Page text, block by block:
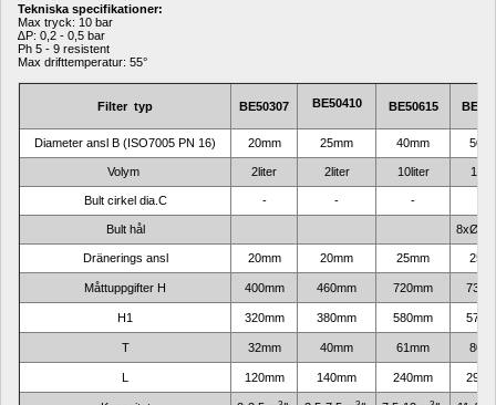
Tekniska specifikationer:
Max tryck: 10 bar
∆P: 0,2 - 0,5 bar
Ph 5 - 9 resistent
Max drifttemperatur: 55°
Filter typ BE50307 BE50410 BE50615
Diameter ansl B (ISO7005 PN 16) 20mm 25mm 40mm
Volym 2liter 2liter 10liter 10
Bult cirkel dia.C - - -
Bult hål 8xØ18
Dränerings ansl 20mm 20mm 25mm
Måttuppgifter H 400mm 460mm 720mm 735
H1 320mm 380mm 580mm
T 32mm 40mm 61mm
L 120mm 140mm 240mm